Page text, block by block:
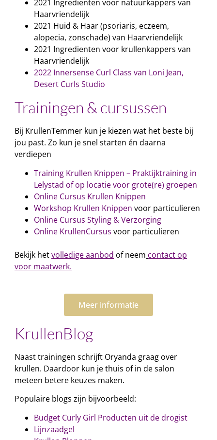
2021 Ingredienten voor natuurkappers van
Haarvriendelijk
2021 Huid & Haar (psoriaris, eczeem,
alopecia, zonschade) van Haarvriendelijk
2021 Ingredienten voor krullenkappers van
Haarvriendelijk
2022 Innersense Curl Class van Loni Jean,
Desert Curls Studio
Trainingen & cursussen
Bij KrullenTemmer kun je kiezen wat het beste bij
jou past. Zo kun je snel starten én daarna
verdiepen
Training Krullen Knippen – Praktijktraining in
Lelystad of op locatie voor grote(re) groepen
Online Cursus Krullen Knippen
Workshop Krullen Knippen voor particulieren
Online Cursus Styling & Verzorging
Online KrullenCursus voor particulieren
Bekijk hetvolledige aanbod of neem contact op
voor maatwerk.
Meer informatie
KrullenBlog
Naast trainingen schrijft Oryanda graag over
krullen. Daardoor kun je thuis of in de salon
meteen betere keuzes maken.
Populaire blogs zijn bijvoorbeeld:
Budget Curly Girl Producten uit de drogist
Lijnzaadgel